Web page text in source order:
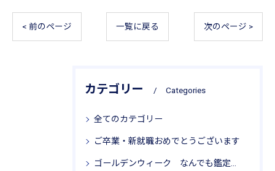
< 前のページ 一覧に戻る 次のページ >
カテゴリー Categories
全てのカテゴリー
ご卒業・新就職おめでとうございます
ゴールデンウィーク なんでも鑑定局 リサイクル思考